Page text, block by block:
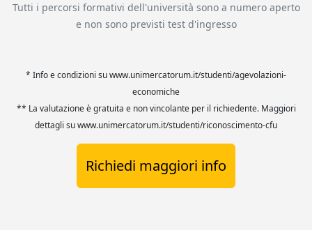
Tutti i percorsi formativi dell'università sono a numero aperto
e non sono previsti test d'ingresso
* Info e condizioni su www.unimercatorum.it/studenti/agevolazioni-
economiche
** La valutazione è gratuita e non vincolante per il richiedente. Maggiori
dettagli su www.unimercatorum.it/studenti/riconoscimento-cfu
Richiedi maggiori info